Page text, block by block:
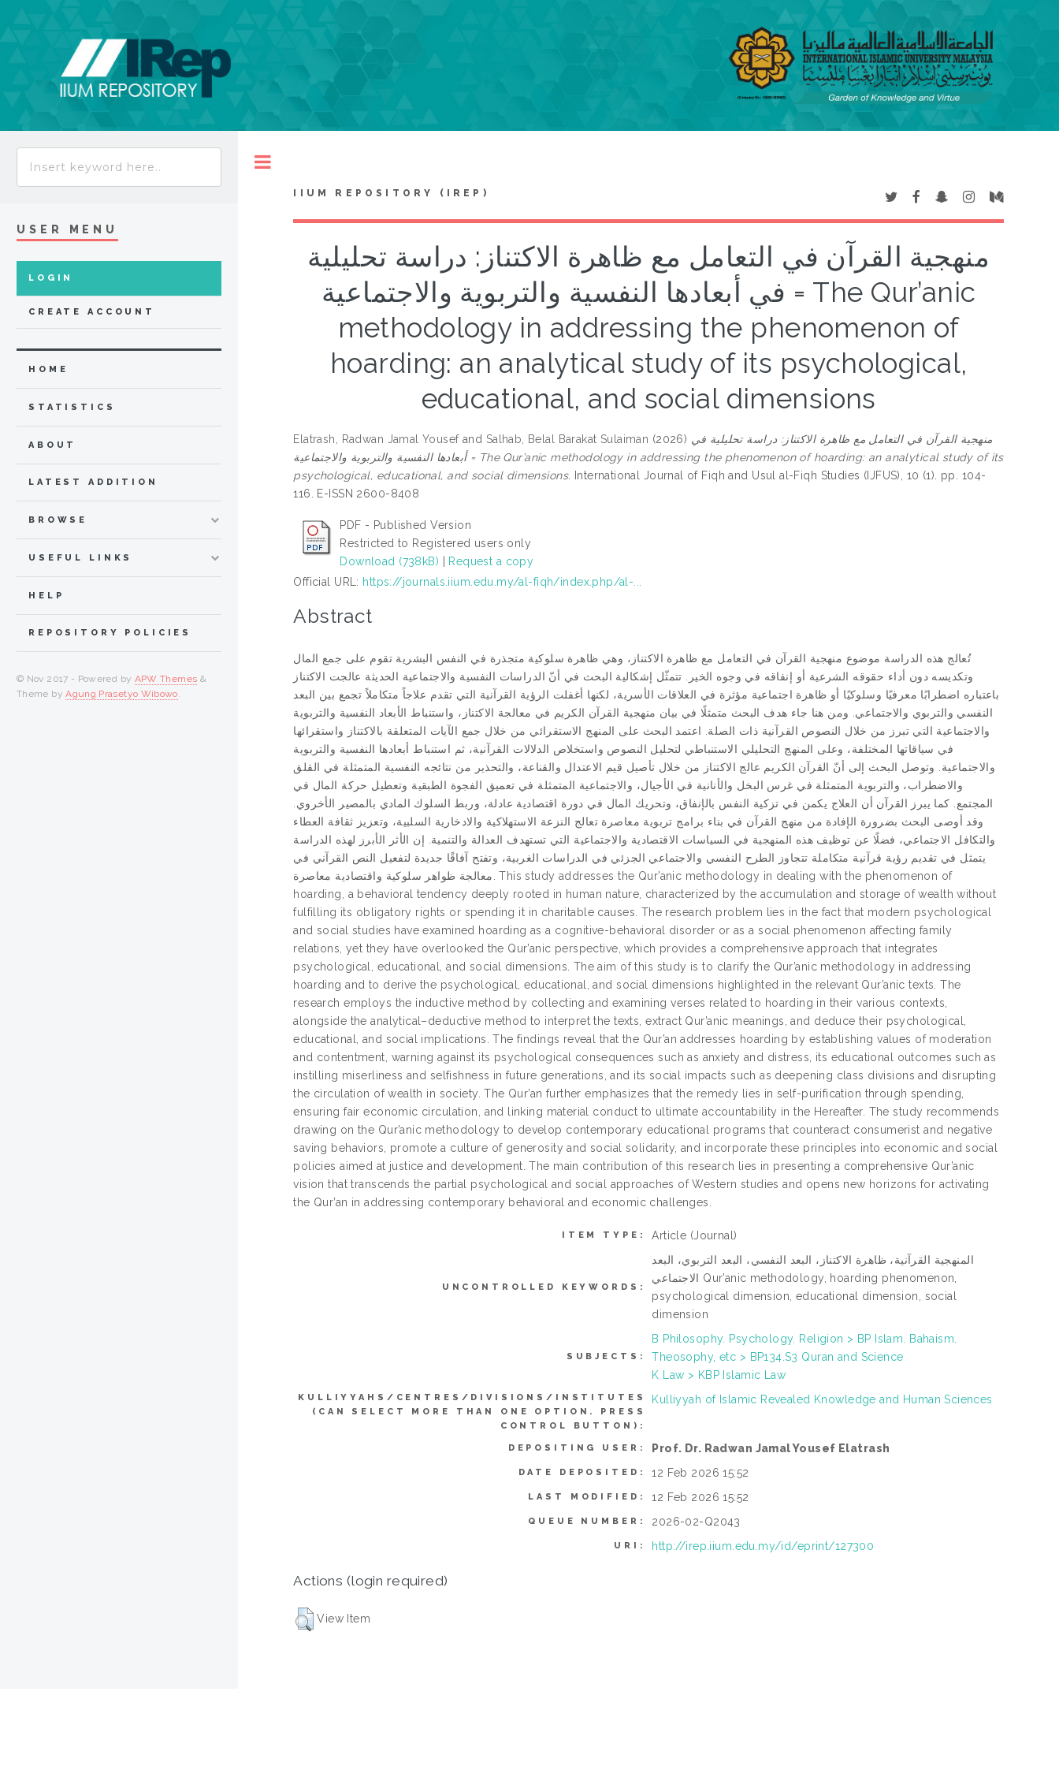
IIUM REPOSITORY (IREP)
منهجية القرآن في التعامل مع ظاهرة الاكتناز: دراسة تحليلية
في أبعادها النفسية والتربوية والاجتماعية = The Qur’anic
methodology in addressing the phenomenon of
hoarding: an analytical study of its psychological,
educational, and social dimensions
Elatrash, Radwan Jamal Yousefand Salhab, Belal Barakat Sulaiman (2026) منهجية القرآن في التعامل مع ظاهرة الاكتناز: دراسة تحليلية في
أبعادها النفسية والتربوية والاجتماعية = The Qur’anic methodology in addressing the phenomenon of hoarding: an analytical study of its
psychological, educational, and social dimensions. International Journal of Fiqh and Usul al-Fiqh Studies (IJFUS), 10 (1). pp. 104-
116. E-ISSN 2600-8408
PDF - Published Version
Restricted to Registered users only
Download (738kB)
Request a copy
Official URL: https://journals.iium.edu.my/al-fiqh/index.php/al-...
Abstract
تُعالج هذه الدراسة موضوع منهجية القرآن في التعامل مع ظاهرة الاكتناز، وهي ظاهرة سلوكية متجذرة في النفس البشرية تقوم على جمع المال
وتكديسه دون أداء حقوقه الشرعية أو إنفاقه في وجوه الخير. تتمثّل إشكالية البحث في أنّ الدراسات النفسية والاجتماعية الحديثة عالجت الاكتناز
باعتباره اضطرابًا معرفيًا وسلوكيًا أو ظاهرة اجتماعية مؤثرة في العلاقات الأسرية، لكنها أغفلت الرؤية القرآنية التي تقدم علاجاً متكاملاً تجمع بين البعد
النفسي والتربوي والاجتماعي. ومن هنا جاء هدف البحث متمثلًا في بيان منهجية القرآن الكريم في معالجة الاكتناز، واستنباط الأبعاد النفسية والتربوية
والاجتماعية التي تبرز من خلال النصوص القرآنية ذات الصلة. اعتمد البحث على المنهج الاستقرائي من خلال جمع الآيات المتعلقة بالاكتناز واستقرائها
في سياقاتها المختلفة، وعلى المنهج التحليلي الاستنباطي لتحليل النصوص واستخلاص الدلالات القرآنية، ثم استنباط أبعادها النفسية والتربوية
والاجتماعية. وتوصل البحث إلى أنّ القرآن الكريم عالج الاكتناز من خلال تأصيل قيم الاعتدال والقناعة، والتحذير من نتائجه النفسية المتمثلة في القلق
والاضطراب، والتربوية المتمثلة في غرس البخل والأنانية في الأجيال، والاجتماعية المتمثلة في تعميق الفجوة الطبقية وتعطيل حركة المال في
المجتمع. كما يبرز القرآن أن العلاج يكمن في تزكية النفس بالإنفاق، وتحريك المال في دورة اقتصادية عادلة، وربط السلوك المادي بالمصير الأخروي.
وقد أوصى البحث بضرورة الإفادة من منهج القرآن في بناء برامج تربوية معاصرة تعالج النزعة الاستهلاكية والادخارية السلبية، وتعزيز ثقافة العطاء
والتكافل الاجتماعي، فضلًا عن توظيف هذه المنهجية في السياسات الاقتصادية والاجتماعية التي تستهدف العدالة والتنمية. إن الأثر الأبرز لهذه الدراسة
يتمثل في تقديم رؤية قرآنية متكاملة تتجاوز الطرح النفسي والاجتماعي الجزئي في الدراسات الغربية، وتفتح آفاقًا جديدة لتفعيل النص القرآني في
معالجة ظواهر سلوكية واقتصادية معاصرة. This study addresses the Qur’anic methodology in dealing with the phenomenon of
hoarding, a behavioral tendency deeply rooted in human nature, characterized by the accumulation and storage of wealth without
fulfilling its obligatory rights or spending it in charitable causes. The research problem lies in the fact that modern psychological
and social studies have examined hoarding as a cognitive-behavioral disorder or as a social phenomenon affecting family
relations, yet they have overlooked the Qur’anic perspective, which provides a comprehensive approach that integrates
psychological, educational, and social dimensions. The aim of this study is to clarify the Qur’anic methodology in addressing
hoarding and to derive the psychological, educational, and social dimensions highlighted in the relevant Qur’anic texts. The
research employs the inductive method by collecting and examining verses related to hoarding in their various contexts,
alongside the analytical–deductive method to interpret the texts, extract Qur’anic meanings, and deduce their psychological,
educational, and social implications. The findings reveal that the Qur’an addresses hoarding by establishing values of moderation
and contentment, warning against its psychological consequences such as anxiety and distress, its educational outcomes such as
instilling miserliness and selfishness in future generations, and its social impacts such as deepening class divisions and disrupting
the circulation of wealth in society. The Qur’an further emphasizes that the remedy lies in self-purification through spending,
ensuring fair economic circulation, and linking material conduct to ultimate accountability in the Hereafter. The study recommends
drawing on the Qur’anic methodology to develop contemporary educational programs that counteract consumerist and negative
saving behaviors, promote a culture of generosity and social solidarity, and incorporate these principles into economic and social
policies aimed at justice and development. The main contribution of this research lies in presenting a comprehensive Qur’anic
vision that transcends the partial psychological and social approaches of Western studies and opens new horizons for activating
the Qur’an in addressing contemporary behavioral and economic challenges.
ITEM TYPE: Article (Journal)
UNCONTROLLED KEYWORDS:
المنهجية القرآنية، ظاهرة الاكتناز، البعد النفسي، البعد التربوي، البعد
الاجتماعي Qur’anic methodology, hoarding phenomenon,
psychological dimension, educational dimension, social
dimension
SUBJECTS:
B Philosophy. Psychology. Religion > BP Islam. Bahaism.
Theosophy, etc > BP134.S3 Quran and Science
K Law > KBP Islamic Law
KULLIYYAHS/CENTRES/DIVISIONS/INSTITUTES
(CAN SELECT MORE THAN ONE OPTION. PRESS
CONTROL BUTTON):
Kulliyyah of Islamic Revealed Knowledge and Human Sciences
DEPOSITING USER: Prof. Dr. Radwan Jamal Yousef Elatrash
DATE DEPOSITED: 12 Feb 2026 15:52
LAST MODIFIED: 12 Feb 2026 15:52
QUEUE NUMBER: 2026-02-Q2043
URI: http://irep.iium.edu.my/id/eprint/127300
Actions (login required)
View Item
USER MENU
LOGIN
CREATE ACCOUNT
HOME
STATISTICS
ABOUT
LATEST ADDITION
BROWSE
USEFUL LINKS
HELP
REPOSITORY POLICIES
© Nov 2017 - Powered by APW Themes &
Theme byAgung Prasetyo Wibowo.